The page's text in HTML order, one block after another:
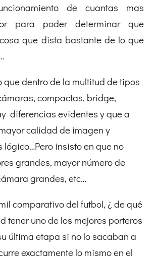
de cuantas mas
para poder determinar que
que dista bastante de lo que
que dentro de la multitud de tipos
compactas, bridge,
diferencias evidentes y que a
calidad de imagen y
lógico…Pero insisto en que no
grandes, mayor número de
grandes, etc…
comparativo del futbol, ¿ de qué
tener uno de los mejores porteros
última etapa si no lo sacaban a
exactamente lo mismo en el